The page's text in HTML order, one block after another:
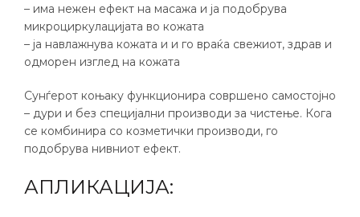
– има нежен ефект на масажа и ја подобрува
микроциркулацијата во кожата
– ја навлажнува кожата и и го враќа свежиот, здрав и
одморен изглед на кожата
Сунѓерот коњаку функционира совршено самостојно
– дури и без специјални производи за чистење. Кога
се комбинира со козметички производи, го
подобрува нивниот ефект.
АПЛИКАЦИЈА: